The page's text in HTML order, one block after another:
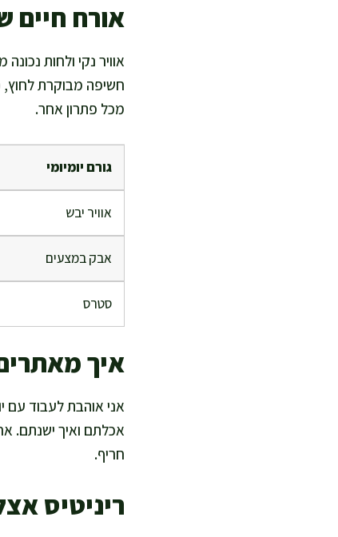
אורח חיים
אוויר נקי ולחות
חשיפה מבוקרת לחוץ,
מכל פתרון אחר.
גורם יומיומי
אוויר יבש
אבק במצעים
סטרס
איך
אני אוהבת לעבוד עם
אכלתם ואיך ישנתם.
חריף.
ריניטיס